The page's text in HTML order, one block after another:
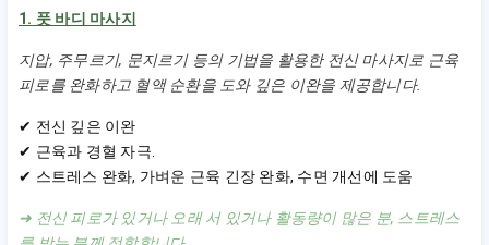
1. 풋 바디 마사지
지압, 주무르기, 문지르기 등의 기법을 활용한 전신 마사지로 근육
피로를 완화하고 혈액 순환을 도와 깊은 이완을 제공합니다.
✔ 전신 깊은 이완
✔ 근육과 경혈 자극.
✔ 스트레스 완화, 가벼운 근육 긴장 완화, 수면 개선에 도움
➜ 전신 피로가 있거나 오래 서 있거나 활동량이 많은 분, 스트레스